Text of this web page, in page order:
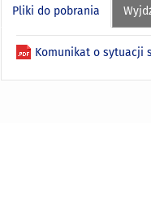
Pliki do pobrania
Komunikat o sytuacji